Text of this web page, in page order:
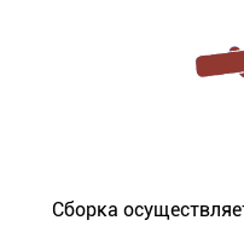
Сборка